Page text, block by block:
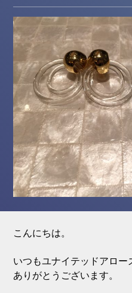
こんにちは。
いつもユナイテッドアロ
ありがとうございます。